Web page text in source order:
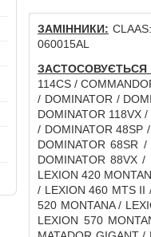
ЗАМІННИКИ:
060015AL
ЗАСТОСОВУЄТЬСЯ
114CS /
/ DOMINATOR /
DOMINATOR 118VX
/ DOMINATOR 48SP
DOMINATOR 68SR
DOMINATOR 88VX
LEXION 420
/ LEXION 460 MTS II
520 MONTANA /
LEXION 570